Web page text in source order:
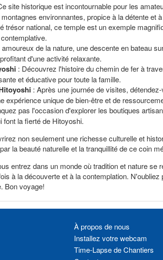
site historique est incontournable pour les
environnantes, propice à la détente et
trésor national, ce temple est un exemple
de la nature, une descente en bateau
d'une activité relaxante.
: Découvrez l'histoire du chemin de fer à
et éducative pour toute la famille.
: Après une journée de visites,
expérience unique de bien-être et de
pas l'occasion d'explorer les boutiques
la fierté de Hitoyoshi.
non seulement une richesse culturelle et
la beauté naturelle et la tranquillité de ce coin
entrez dans un monde où tradition et nature
à la découverte et à la contemplation.
Bon voyage!
À propos de nous
Installez votre webcam
Time-Lapse de Chantiers